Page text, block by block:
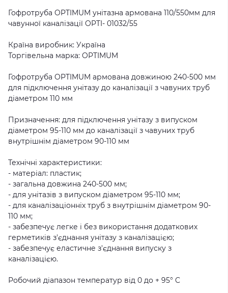
Гофротруба OPTIMUM унітазна армована 110/550мм для
чавунної каналізації OPTI- 01032/55
Країна виробник: Україна
Торгівельна марка: OPTIMUM
Гофротруба OPTIMUM армована довжиною 240-500 мм
для підключення унітазу до каналізації з чавуних труб
діаметром 110 мм
Призначення: для підключення унітазу з випуском
діаметром 95-110 мм до каналізації з чавуних труб
внутрішнім діаметром 90-110 мм
Технічні характеристики:
- матеріал: пластик;
- загальна довжина 240-500 мм;
- для унітазів з випуском діаметром 95-110 мм;
- для каналізаціонніх труб з внутрішнім діаметром 90-
110 мм;
- забезпечує легке і без використання додаткових
герметиків з'єднання унітазу з каналізацією;
- забезпечує еластичне з'єднання випуску з
каналізацією.
Робочий діапазон температур від 0 до + 95° C